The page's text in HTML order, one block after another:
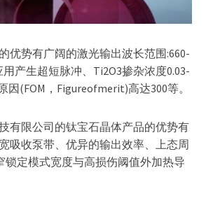
优势有广阔的激光输出波长范围:660-
产生超短脉冲、Ti2O3掺杂浓度0.03-
因(FOM，Figureofmerit)高达300等。
有限公司的钛宝石晶体产品的优势有
吸收泵带、优异的输出效率、上态周
锁定模式宽度与高损伤阈值外加热导